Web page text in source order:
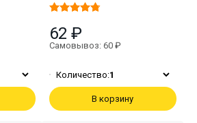
62 ₽
Самовывоз: 60 ₽
Количество:1
В корзину